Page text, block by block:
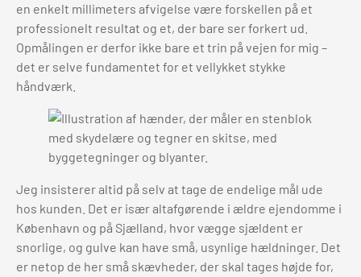
en enkelt millimeters afvigelse være forskellen på et
professionelt resultat og et, der bare ser forkert ud.
Opmålingen er derfor ikke bare et trin på vejen for mig –
det er selve fundamentet for et vellykket stykke
håndværk.
Jeg insisterer altid på selv at tage de endelige mål ude
hos kunden. Det er især altafgørende i ældre ejendomme i
København og på Sjælland, hvor vægge sjældent er
snorlige, og gulve kan have små, usynlige hældninger. Det
er netop de her små skævheder, der skal tages højde for,